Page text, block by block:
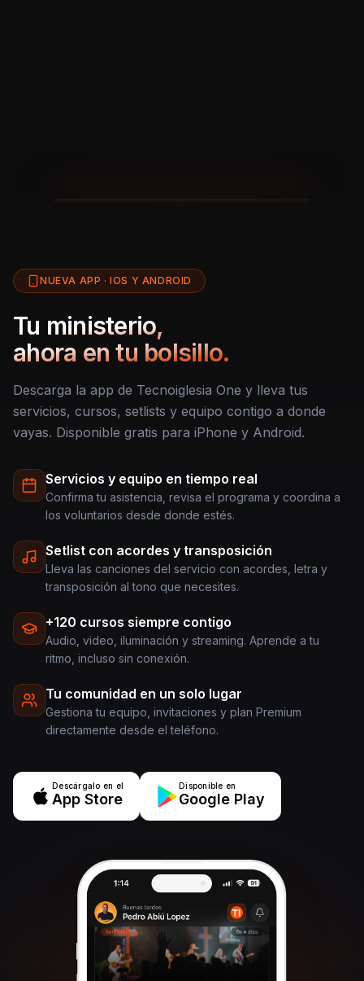
NUEVA APP · IOS Y ANDROID
Tu ministerio,
ahora en tu bolsillo.
Descarga la app de Tecnoiglesia One y lleva tus
servicios, cursos, setlists y equipo contigo a donde
vayas. Disponible gratis para iPhone y Android.
Servicios y equipo en tiempo real
Confirma tu asistencia, revisa el programa y coordina a
los voluntarios desde donde estés.
Setlist con acordes y transposición
Lleva las canciones del servicio con acordes, letra y
transposición al tono que necesites.
+120 cursos siempre contigo
Audio, video, iluminación y streaming. Aprende a tu
ritmo, incluso sin conexión.
Tu comunidad en un solo lugar
Gestiona tu equipo, invitaciones y plan Premium
directamente desde el teléfono.
Descárgalo en el
App Store
Disponible en
Google Play